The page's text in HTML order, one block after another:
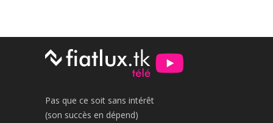
Pas que ce soit sans intérêt
(son succès en dépend)